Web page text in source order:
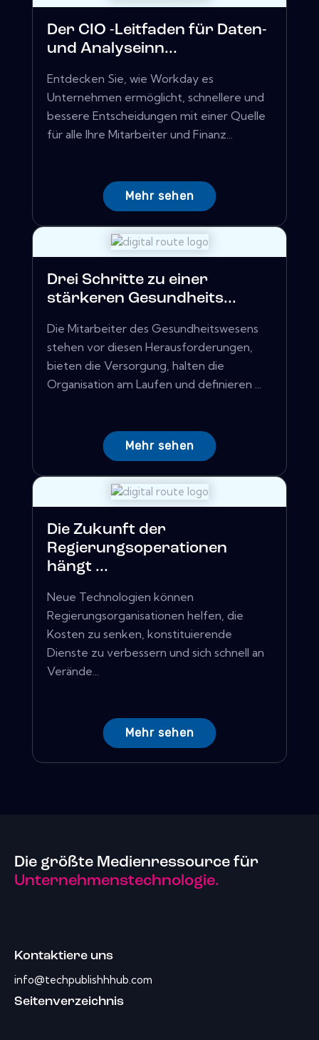
Der CIO -Leitfaden für Daten-
und Analyseinn...
Entdecken Sie, wie Workday es
Unternehmen ermöglicht, schnellere und
bessere Entscheidungen mit einer Quelle
für alle Ihre Mitarbeiter und Finanz...
Mehr sehen
Drei Schritte zu einer
stärkeren Gesundheits...
Die Mitarbeiter des Gesundheitswesens
stehen vor diesen Herausforderungen,
bieten die Versorgung, halten die
Organisation am Laufen und definieren ...
Mehr sehen
Die Zukunft der
Regierungsoperationen
hängt ...
Neue Technologien können
Regierungsorganisationen helfen, die
Kosten zu senken, konstituierende
Dienste zu verbessern und sich schnell an
Verände...
Mehr sehen
Die größte Medienressource für
Unternehmenstechnologie.
Kontaktiere uns
info@techpublishhhub.com
Seitenverzeichnis